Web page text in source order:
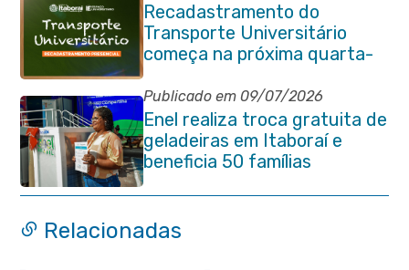
Recadastramento do
Transporte Universitário
começa na próxima quarta-
feira (29/07)
Publicado em 09/07/2026
Enel realiza troca gratuita de
geladeiras em Itaboraí e
beneficia 50 famílias
Relacionadas